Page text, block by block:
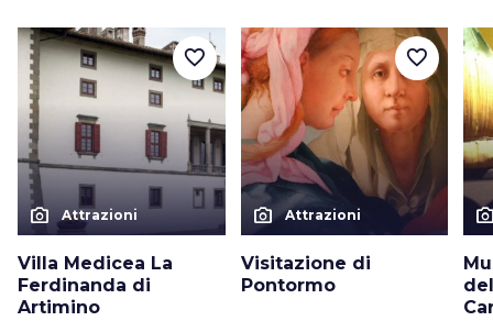
photo_camera Attrazioni
Villa Medicea La
Ferdinanda di
Artimino
favorite_border
photo_camera Attrazioni
Visitazione di
Pontormo
favorite_border